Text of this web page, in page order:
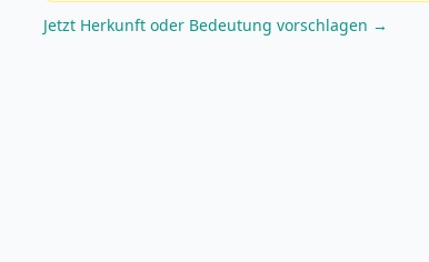
Jetzt Herkunft oder Bedeutung vorschlagen →